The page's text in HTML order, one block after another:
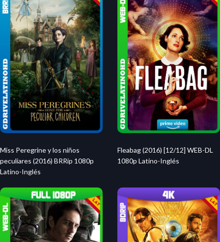
Miss Peregrine y los niños
peculiares (2016) BRRip 1080p
Latino-Inglés
Fleabag (2016) [12/12] WEB-DL
1080p Latino-Inglés